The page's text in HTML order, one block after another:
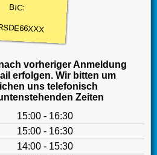
BIC:
vorheriger Anmeldung
erfolgen. Wir bitten um
uns telefonisch
Zeiten
15:00 - 16:30
15:00 - 16:30
14:00 - 15:30